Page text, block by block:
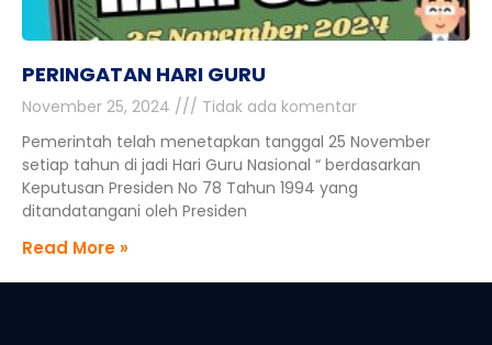
PERINGATAN HARI GURU
November 25, 2024
Tidak ada komentar
Pemerintah telah menetapkan tanggal 25 November
setiap tahun di jadi Hari Guru Nasional “ berdasarkan
Keputusan Presiden No 78 Tahun 1994 yang
ditandatangani oleh Presiden
Read More »